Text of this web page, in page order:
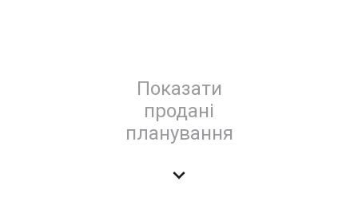
Показати
продані
планування
